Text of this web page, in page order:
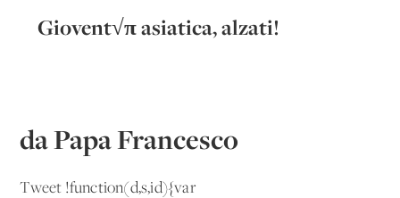
Giovent√π asiatica, alzati!
da Papa Francesco
Tweet !function(d,s,id){var